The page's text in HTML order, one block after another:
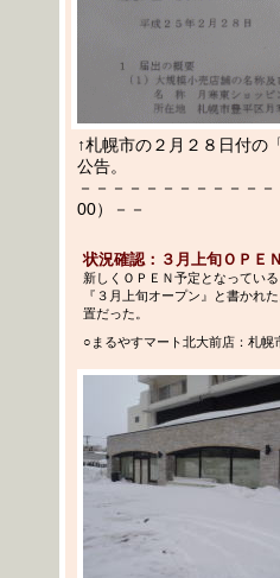
↑札幌市の２月２８日付の
公告。
－－－－－－－－－－－
00）－－
状況確認：３月上旬ＯＰＥ
新しくＯＰＥＮ予定となってい
『３月上旬オープン』と書かれ
置だった。
○まるやすマート北大前店：札